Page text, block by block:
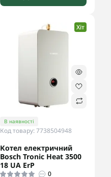
Хіт
В наявності
Код товару: 7738504948
Котел електричний
Bosch Tronic Heat 3500
18 UA ErP
0